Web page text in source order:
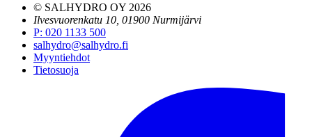
© SALHYDRO OY 2026
Ilvesvuorenkatu 10, 01900 Nurmijärvi
P: 020 1133 500
salhydro@salhydro.fi
Myyntiehdot
Tietosuoja